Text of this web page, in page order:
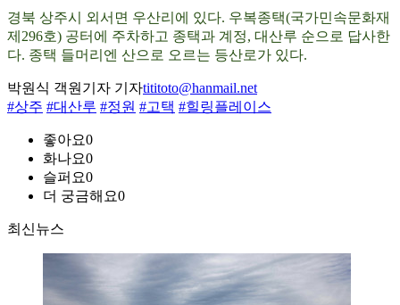
경북 상주시 외서면 우산리에 있다. 우복종택(국가민속문화재
제296호) 공터에 주차하고 종택과 계정, 대산루 순으로 답사한
다. 종택 들머리엔 산으로 오르는 등산로가 있다.
박원식 객원기자 기자tititoto@hanmail.net
#상주 #대산루 #정원 #고택 #힐링플레이스
좋아요0
화나요0
슬퍼요0
더 궁금해요0
최신뉴스